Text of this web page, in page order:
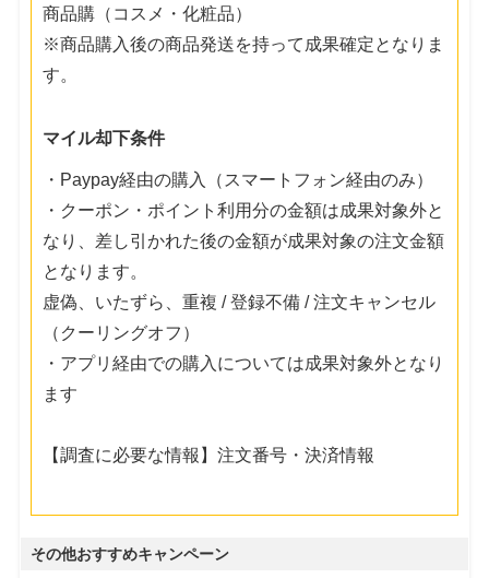
商品購（コスメ・化粧品）
※商品購入後の商品発送を持って成果確定となりま
す。
マイル却下条件
・Paypay経由の購入（スマートフォン経由のみ）
・クーポン・ポイント利用分の金額は成果対象外と
なり、差し引かれた後の金額が成果対象の注文金額
となります。
虚偽、いたずら、重複 / 登録不備 / 注文キャンセル
（クーリングオフ）
・アプリ経由での購入については成果対象外となり
ます
【調査に必要な情報】注文番号・決済情報
その他おすすめキャンペーン